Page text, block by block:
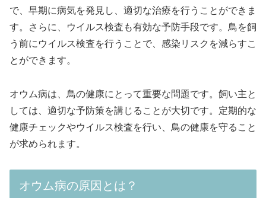
で、早期に病気を発見し、適切な治療を行うことができま
す。さらに、ウイルス検査も有効な予防手段です。鳥を飼
う前にウイルス検査を行うことで、感染リスクを減らすこ
とができます。
オウム病は、鳥の健康にとって重要な問題です。飼い主と
しては、適切な予防策を講じることが大切です。定期的な
健康チェックやウイルス検査を行い、鳥の健康を守ること
が求められます。
オウム病の原因とは？